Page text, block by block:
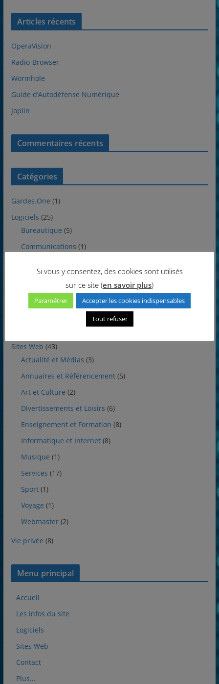
Articles récents
OperaVision
Radio-Browser
Wormhole
Guide d’Autodéfense Numérique
Joplin
Commentaires récents
Catégories
Gardes.One (1)
Logiciels (25)
Bureautique (5)
Communications (1)
Multimédia(8)
Protections(1)
Sites Web (43)
Actualité et Médias (3)
Annuaires et Référencement(5)
Art et Culture (2)
Divertissements et Loisirs (6)
Enseignement et Formation (8)
Informatique et Internet(8)
Musique (1)
Services (17)
Sport(1)
Voyage (1)
Webmaster(2)
Vie privée (8)
Menu principal
Accueil
Les infos du site
Logiciels
Sites Web
Contact
Plus…
Si vous y consentez, des cookies sont utilisés
sur ce site (en savoir plus)
Paramétrer Accepter les cookies indispensables
Tout refuser